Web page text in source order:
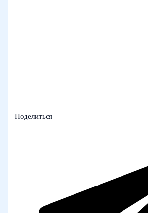
Поделиться